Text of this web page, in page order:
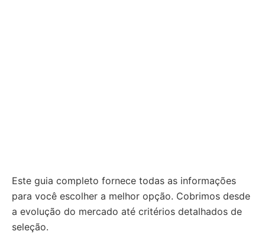
Este guia completo fornece todas as informações
para você escolher a melhor opção. Cobrimos desde
a evolução do mercado até critérios detalhados de
seleção.